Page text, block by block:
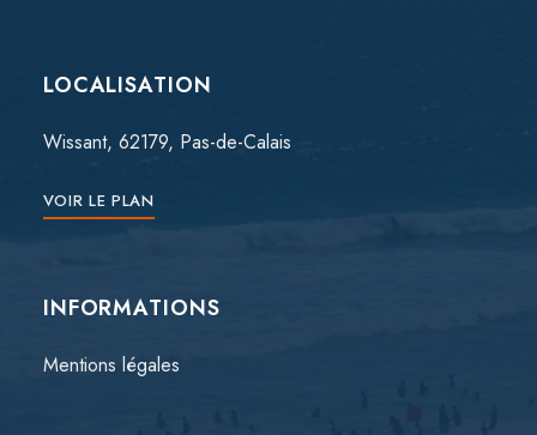
LOCALISATION
Wissant, 62179, Pas-de-Calais
VOIR LE PLAN
INFORMATIONS
Mentions légales